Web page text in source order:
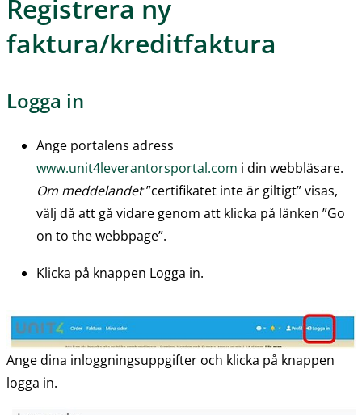
Registrera ny
faktura/kreditfaktura
Logga in
www.unit4leverantorsportal.com i din webbläsare.
Om meddelandet ”certifikatet inte är giltigt” visas,
välj då att gå vidare genom att klicka på länken ”Go
on to the webbpage”.
Klicka på knappen Logga in.
Ange dina inloggningsuppgifter och klicka på knappen
logga in.